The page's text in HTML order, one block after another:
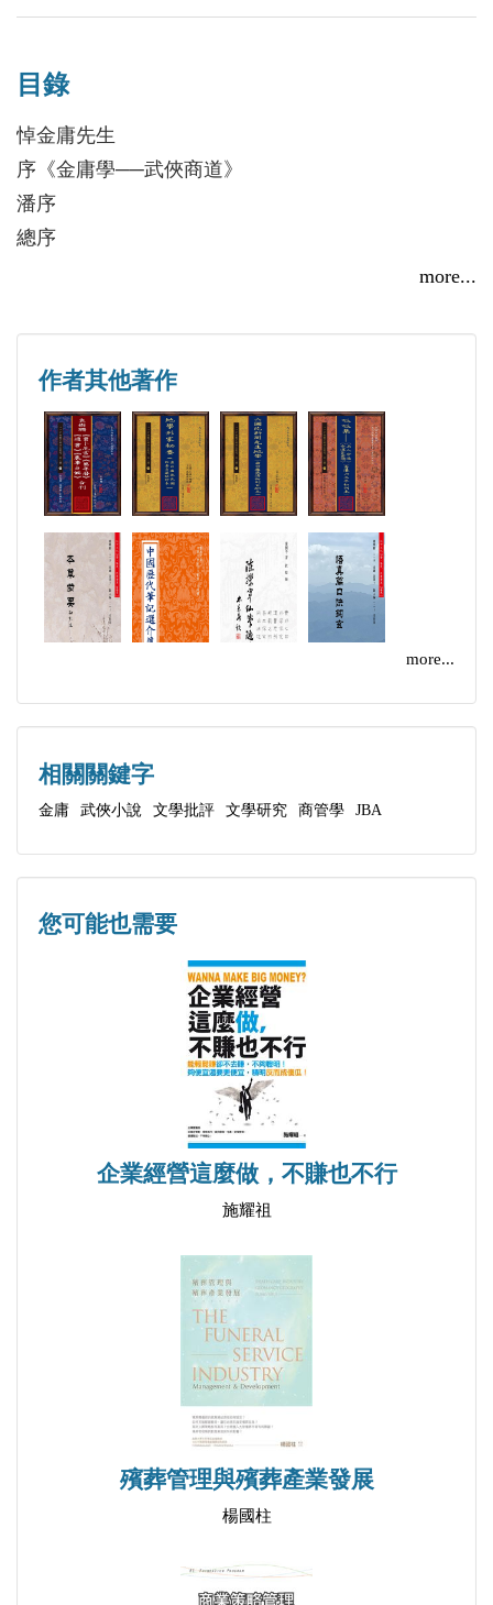
 《笑傲江湖》福威鏢局案例──大型物流機構的垮
 《天龍八部》大理段氏天龍寺──貴族大學的沒落
 追縱《倚天》到《笑傲》的武林歷史隱線
 武（武當）林（少林）聯盟與日月神教的合縱連橫
 五嶽劍派聯盟的前世後身
 丐幫火併內幕
穀、大商場當過清潔工，也教過中文、擔任過上市公
劃總監。著有：《金庸商管學──武俠商道（一）基
礎篇》、《金庸商管學──武俠商道（二）成道篇》
等。
目錄
悼金庸先生
序《金庸學──武俠商道》
潘序
總序
第一章 紅花會──行俠仗義的失敗
第二章 創業艱難──何足道一二七八年的往事
第三章 薄積厚發的峨嵋派
第四章 武當派──那家一人公司的成長
第五章 華山中興
第二部分 商務經營戰略與決策（目標不能錯）
第六章 血刀門──海外上市是怎麼失敗的
第七章 聖火不滅之謎
第八章 福威鏢局──一間大型物流機構的垮臺
第九章 退思龍沙幫──連城訣中的凌退思
第十三章 海上學府俠客島
第十四章 世界盃與武術沒落的關係
第三部分 隱線
第十五章 從《倚天》到《笑傲》之路
第十六章 少林發生什麼事──《倚天》後的六大派
第十八章 從躲在幕後到完全消失的終南山後
第十九章 聯盟的前世後身
第二十章 武當的尷尬
第廿一章 我終於失去了你──丐幫火併內幕
more...
作者其他著作
more...
相關關鍵字
金庸 武俠小說 文學批評 文學研究 商管學 JBA
您可能也需要
企業經營這麼做，不賺也不行
施耀祖
殯葬管理與殯葬產業發展
楊國柱